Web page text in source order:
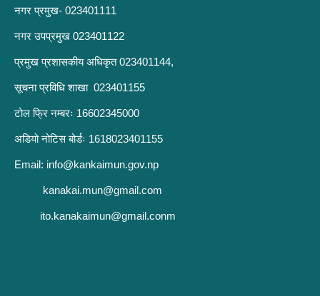
नगर प्रमुख- 023401111
नगर उपप्रमुख 023401122
प्रमुख प्रशासकीय अधिकृत 023401144,
सूचना प्रविधि शाखा 023401155
टोल फ्रि नम्बरः 16602345000
अडियो नोटिस बोर्डः 1618023401155
Email: info@kankaimun.gov.np
kanakai.mun@gmail.com
ito.kanakaimun@gmail.conm